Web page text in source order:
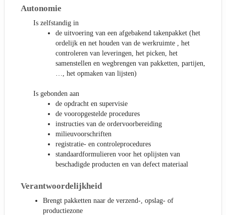
Autonomie
Is zelfstandig in
de uitvoering van een afgebakend takenpakket (het
ordelijk en net houden van de werkruimte , het
controleren van leveringen, het picken, het
samenstellen en wegbrengen van pakketten, partijen,
…, het opmaken van lijsten)
Is gebonden aan
de opdracht en supervisie
de vooropgestelde procedures
instructies van de ordervoorbereiding
milieuvoorschriften
registratie- en controleprocedures
standaardformulieren voor het oplijsten van
beschadigde producten en van defect materiaal
Verantwoordelijkheid
Brengt pakketten naar de verzend-, opslag- of
productiezone